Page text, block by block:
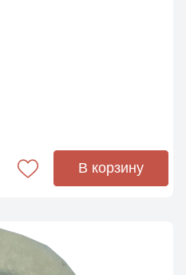
В корзину